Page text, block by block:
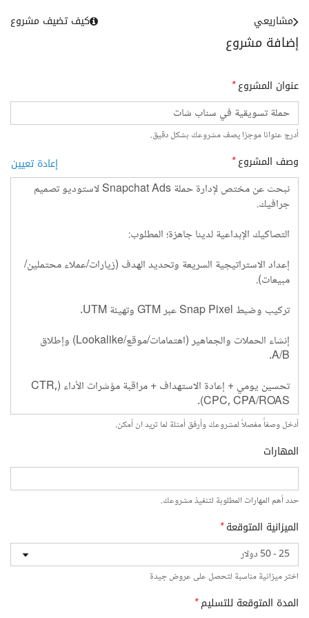
إضافة مشروع
مشاريعي كيف تضيف مشروع
عنوان المشروع*
أدرج عنوانا موجزا يصف مشروعك بشكل دقيق.
وصف المشروع* إعادة تعيين
أدخل وصفاً مفصلاً لمشروعك وأرفق أمثلة لما تريد ان أمكن.
المهارات
حدد أهم المهارات المطلوبة لتنفيذ مشروعك.
الميزانية المتوقعة*
اختر ميزانية مناسبة لتحصل على عروض جيدة
المدة المتوقعة للتسليم*